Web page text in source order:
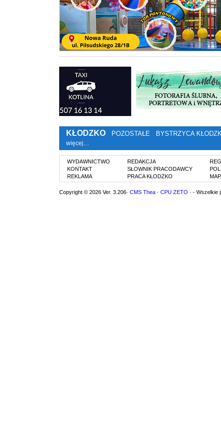
KŁODZKO POZOSTAŁE BYSTRZYCA
więcej…
WYDAWNICTWO
KONTAKT
REKLAMA
REDAKCJA
SŁOWNIK PRACODAWCY
PRACA KŁODZKO
Copyright © 2026 Ver. 3.206· CMS Thea · CPU ZETO · - Wszelkie